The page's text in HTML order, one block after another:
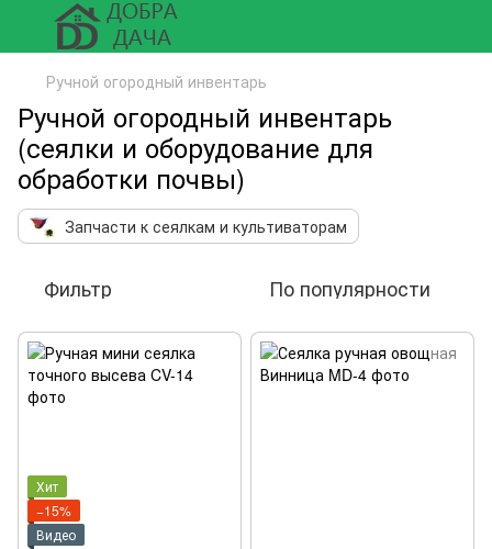
Ручной огородный инвентарь
Ручной огородный инвентарь
(сеялки и оборудование для
обработки почвы)
Запчасти к сеялкам и культиваторам
Фильтр По популярности
Хит
−15%
Видео